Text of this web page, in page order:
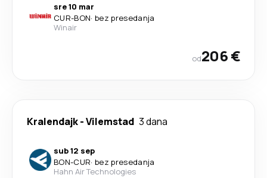
sre 10 mar
CUR-BON· bez presedanja
Winair
od206 €
Kralendajk-Vilemstad 3 dana
sub 12 sep
BON-CUR· bez presedanja
Hahn Air Technologies